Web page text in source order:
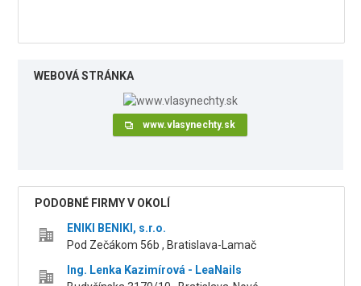
WEBOVÁ STRÁNKA
www.vlasynechty.sk
PODOBNÉ FIRMY V OKOLÍ
ENIKI BENIKI, s.r.o.
Pod Zečákom 56b , Bratislava-Lamač
Ing. Lenka Kazimírová - LeaNails